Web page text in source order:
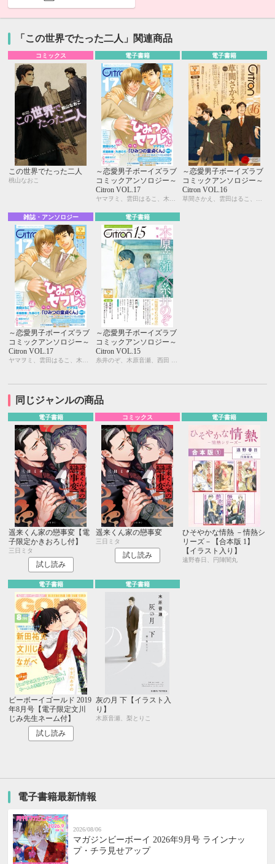
「この世界でたった二人」関連商品
コミックス
この世界でたった二人
桃山なおこ
電子書籍
～恋愛男子ボーイズラブ
コミックアンソロジー～
Citron VOL.17
電子書籍
～恋愛男子ボーイズラブ
コミックアンソロジー～
Citron VOL.16
雑誌・アンソロジー
～恋愛男子ボーイズラブ
コミックアンソロジー～
Citron VOL.17
電子書籍
～恋愛男子ボーイズラブ
コミックアンソロジー～
Citron VOL.15
同じジャンルの商品
電子書籍
遥来くん家の戀事変【電
子限定かきおろし付】
三日ミタ
試し読み
コミックス
遥来くん家の戀事変
三日ミタ
試し読み
電子書籍
ひそやかな情熱 －情熱シ
リーズ－【合本版 1】
【イラスト入り】
遠野春日、円陣闇丸
電子書籍
ビーボーイゴールド 2019
年8月号【電子限定文川
じみ先生ネーム付】
試し読み
電子書籍
灰の月 下【イラスト入
り】
木原音瀬、梨とりこ
電子書籍最新情報
2026/08/06
マガジンビーボーイ 2026年9月号 ラインナッ
プ・チラ見せアップ